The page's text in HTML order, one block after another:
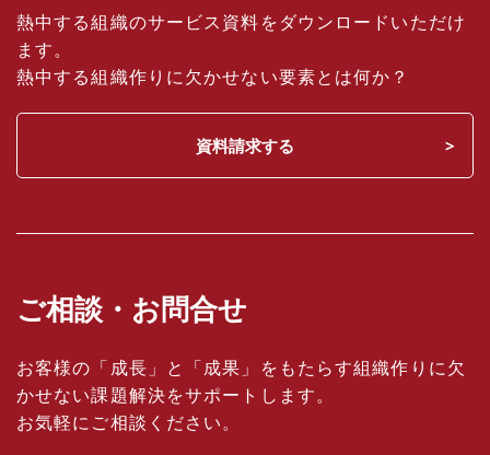
熱中する組織のサービス資料をダウンロードいただけ
ます。
熱中する組織作りに欠かせない要素とは何か？
資料請求する
ご相談・お問合せ
お客様の「成長」と「成果」をもたらす組織作りに欠
かせない課題解決をサポートします。
お気軽にご相談ください。